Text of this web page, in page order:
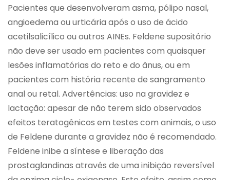
Pacientes que desenvolveram asma, pólipo nasal,
angioedema ou urticária após o uso de ácido
acetilsalicílico ou outros AINEs. Feldene supositório
não deve ser usado em pacientes com quaisquer
lesões inflamatórias do reto e do ânus, ou em
pacientes com história recente de sangramento
anal ou retal. Advertências: uso na gravidez e
lactação: apesar de não terem sido observados
efeitos teratogênicos em testes com animais, o uso
de Feldene durante a gravidez não é recomendado.
Feldene inibe a síntese e liberação das
prostaglandinas através de uma inibição reversível